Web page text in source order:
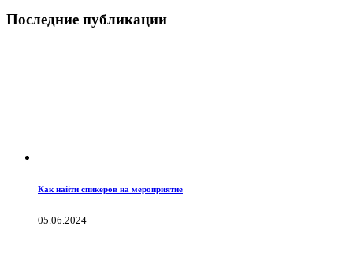
Последние публикации
Как найти спикеров на мероприятие
05.06.2024